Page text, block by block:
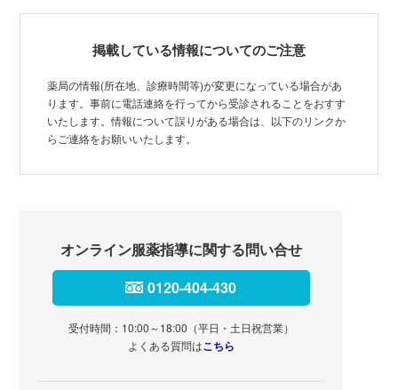
掲載している情報についてのご注意
薬局の情報(所在地、診療時間等)が変更になっている場合があ
ります。事前に電話連絡を行ってから受診されることをおすす
いたします。情報について誤りがある場合は、以下のリンクか
らご連絡をお願いいたします。
オンライン服薬指導に関する問い合せ
0120-404-430
受付時間：10:00～18:00（平日・土日祝営業）
よくある質問はこちら